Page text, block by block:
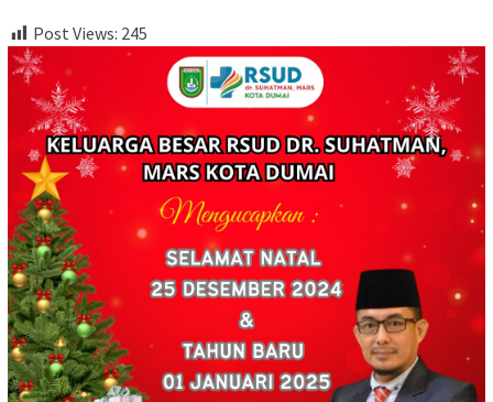
Post Views: 245